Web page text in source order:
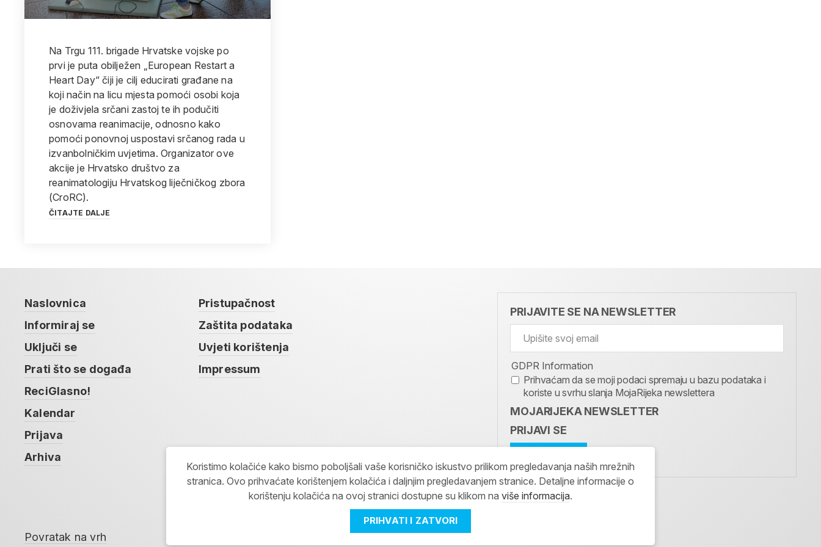
Na Trgu 111. brigade Hrvatske vojske po
prvi je puta obilježen „European Restart a
Heart Day“ čiji je cilj educirati građane na
koji način na licu mjesta pomoći osobi koja
je doživjela srčani zastoj te ih podučiti
osnovama reanimacije, odnosno kako
pomoći ponovnoj uspostavi srčanog rada u
izvanbolničkim uvjetima. Organizator ove
akcije je Hrvatsko društvo za
reanimatologiju Hrvatskog liječničkog zbora
(CroRC).
ČITAJTE DALJE
Naslovnica
Informiraj se
Uključi se
Prati što se događa
ReciGlasno!
Kalendar
Prijava
Arhiva
Pristupačnost
Zaštita podataka
Uvjeti korištenja
Impressum
PRIJAVITE SE NA NEWSLETTER
GDPR Information
Prihvaćam da se moji podaci spremaju u bazu podataka i
koriste u svrhu slanja MojaRijeka newslettera
MOJARIJEKA NEWSLETTER
PRIJAVI SE
Povratak na vrh
Koristimo kolačiće kako bismo poboljšali vaše korisničko iskustvo prilikom pregledavanja naših mrežnih
stranica. Ovo prihvaćate korištenjem kolačića i daljnjim pregledavanjem stranice. Detaljne informacije o
korištenju kolačića na ovoj stranici dostupne su klikom na više informacija.
PRIHVATI I ZATVORI